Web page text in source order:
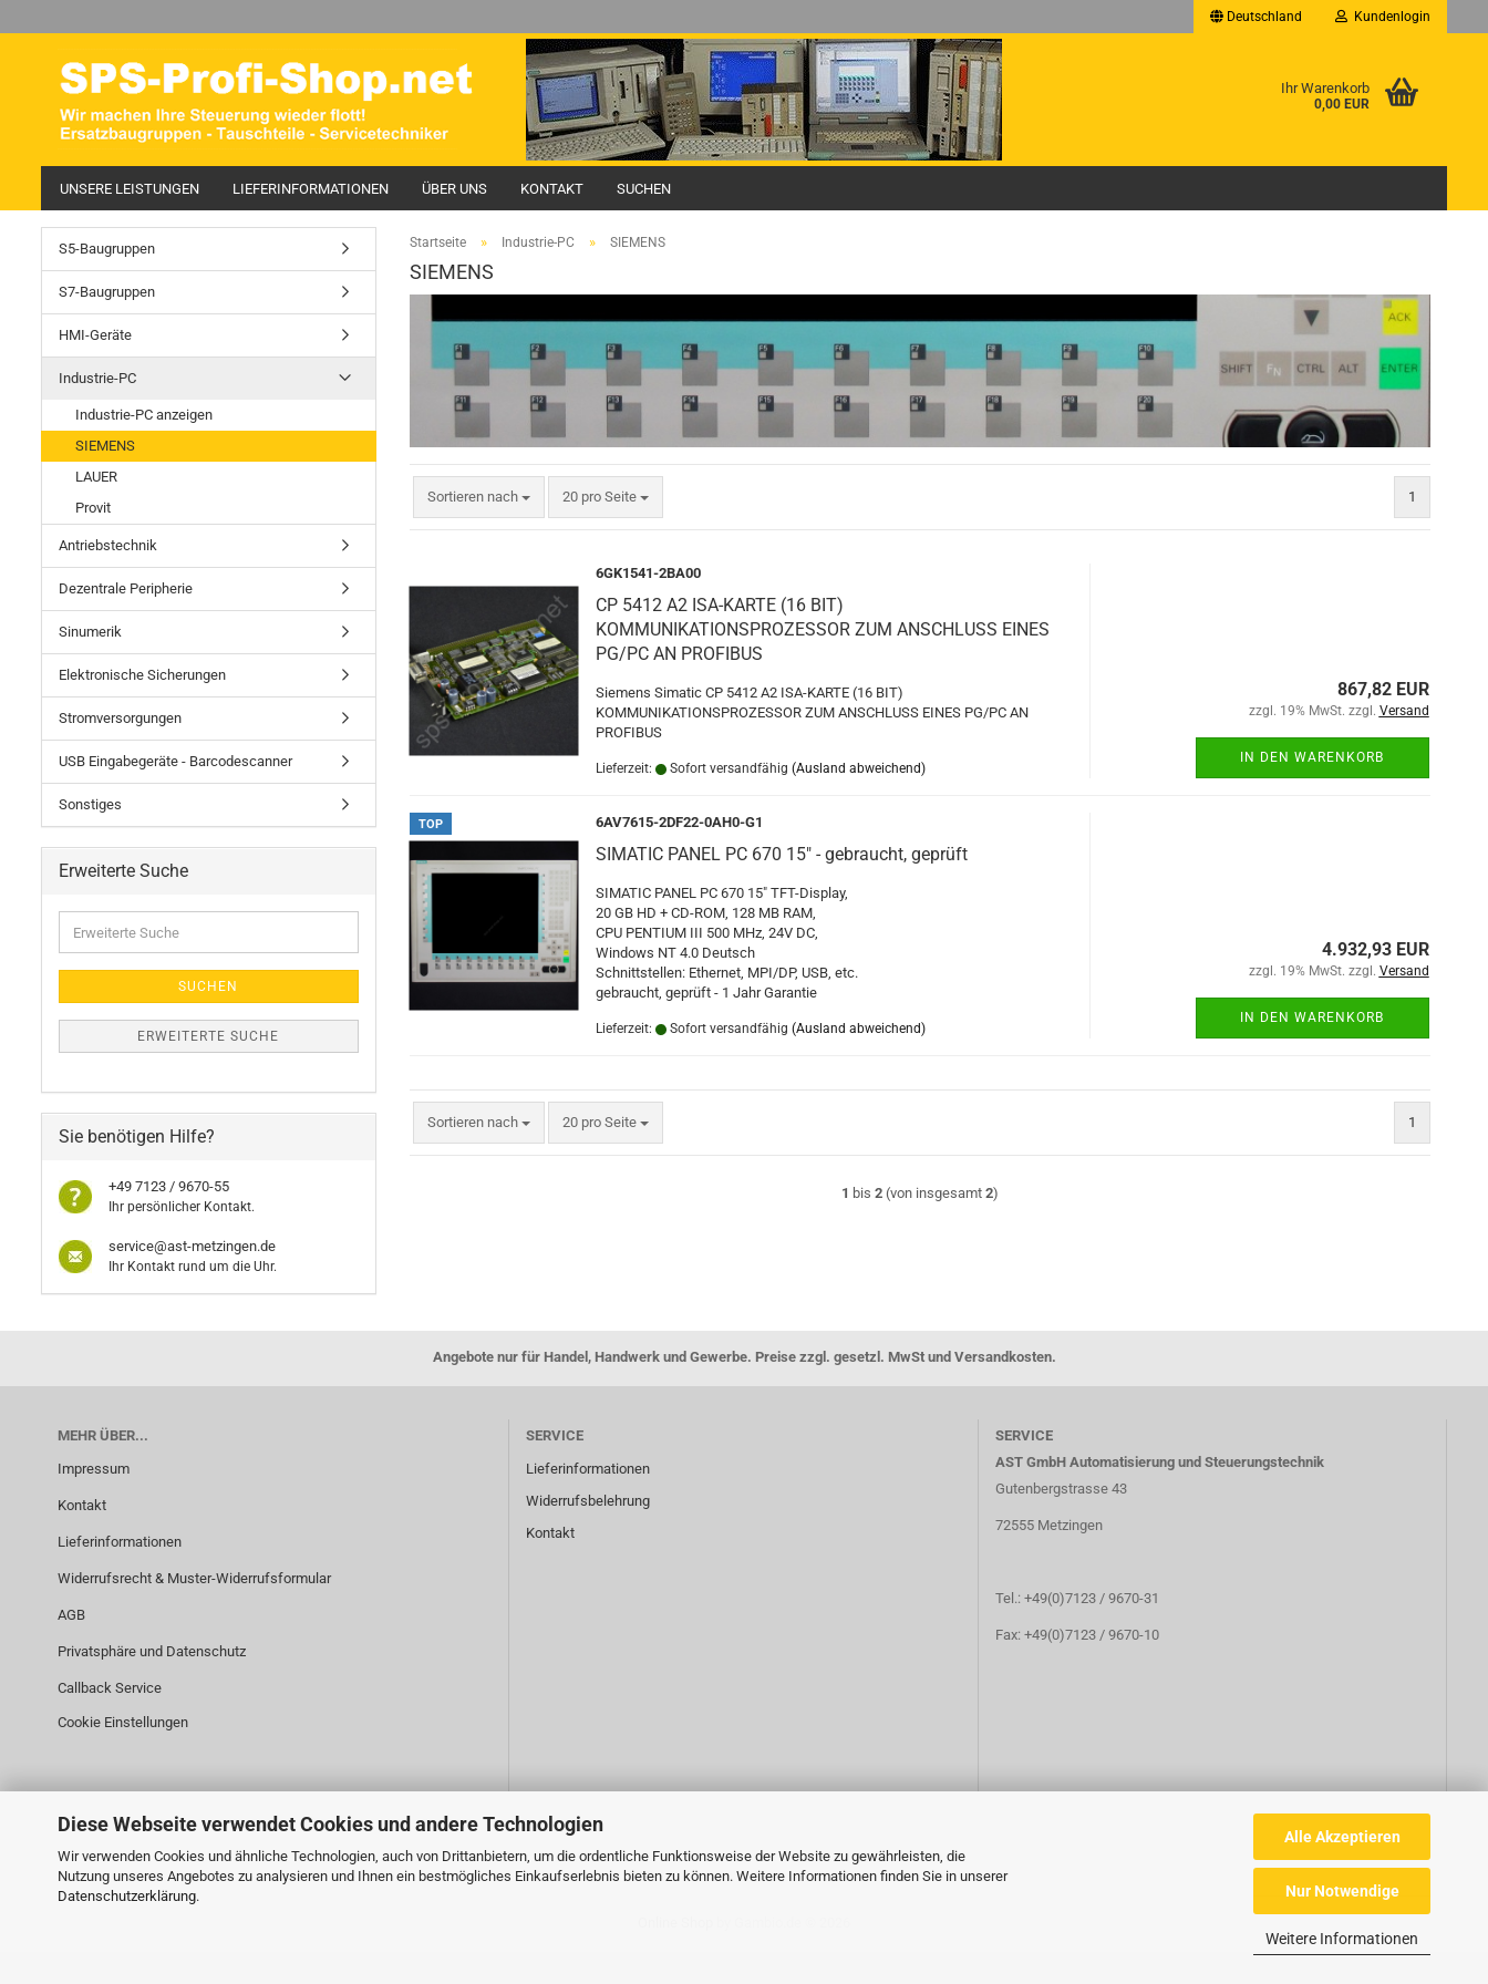
Diese Webseite verwendet Cookies und andere Technologien
Wir verwenden Cookies und ähnliche Technologien, auch von Drittanbietern, um die ordentliche Funktionsweise der Website zu gewährleisten, die
Nutzung unseres Angebotes zu analysieren und Ihnen ein bestmögliches Einkaufserlebnis bieten zu können. Weitere Informationen finden Sie in unserer
Datenschutzerklärung.
Alle Akzeptieren
Nur Notwendige
Weitere Informationen
Deutschland Kundenlogin
Ihr Warenkorb
0,00 EUR
UNSERE LEISTUNGEN LIEFERINFORMATIONEN ÜBER UNS KONTAKT SUCHEN
Startseite » Industrie-PC » SIEMENS
SIEMENS
Sortieren nach
Sortieren nach 20 pro Seite
pro Seite 1
6GK1541-2BA00
CP 5412 A2 ISA-KARTE (16 BIT)
KOMMUNIKATIONSPROZESSOR ZUM ANSCHLUSS EINES
PG/PC AN PROFIBUS
Siemens Simatic CP 5412 A2 ISA-KARTE (16 BIT)
KOMMUNIKATIONSPROZESSOR ZUM ANSCHLUSS EINES PG/PC AN
PROFIBUS
Lieferzeit: Sofort versandfähig (Ausland abweichend)
867,82 EUR
zzgl. 19% MwSt. zzgl. Versand
IN DEN WARENKORB
TOP 6AV7615-2DF22-0AH0-G1
SIMATIC PANEL PC 670 15" - gebraucht, geprüft
SIMATIC PANEL PC 670 15" TFT-Display,
20 GB HD + CD-ROM, 128 MB RAM,
CPU PENTIUM III 500 MHz, 24V DC,
Windows NT 4.0 Deutsch
Schnittstellen: Ethernet, MPI/DP, USB, etc.
gebraucht, geprüft - 1 Jahr Garantie
Lieferzeit: Sofort versandfähig (Ausland abweichend)
4.932,93 EUR
zzgl. 19% MwSt. zzgl. Versand
IN DEN WARENKORB
Sortieren nach
Sortieren nach 20 pro Seite
pro Seite 1
1 bis 2(von insgesamt 2)
S5-Baugruppen
S7-Baugruppen
HMI-Geräte
Industrie-PC
Industrie-PC anzeigen
SIEMENS
LAUER
Provit
Antriebstechnik
Dezentrale Peripherie
Sinumerik
Elektronische Sicherungen
Stromversorgungen
USB Eingabegeräte - Barcodescanner
Sonstiges
Erweiterte Suche
Suche
SUCHEN
ERWEITERTE SUCHE
Sie benötigen Hilfe?
+49 7123 / 9670-55
Ihr persönlicher Kontakt.
service@ast-metzingen.de
Ihr Kontakt rund um die Uhr.
Angebote nur für Handel, Handwerk und Gewerbe. Preise zzgl. gesetzl. MwSt und Versandkosten.
MEHR ÜBER...
Impressum
Kontakt
Lieferinformationen
Widerrufsrecht & Muster-Widerrufsformular
AGB
Privatsphäre und Datenschutz
Callback Service
Cookie Einstellungen
SERVICE
Lieferinformationen
Widerrufsbelehrung
Kontakt
SERVICE
AST GmbH Automatisierung und Steuerungstechnik
Gutenbergstrasse 43
72555 Metzingen
Tel.: +49(0)7123 / 9670-31
Fax: +49(0)7123 / 9670-10